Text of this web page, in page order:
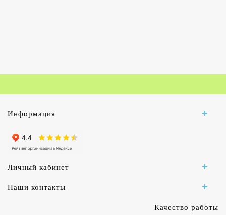
Информация
Личный кабинет
Наши контакты
Качество работы